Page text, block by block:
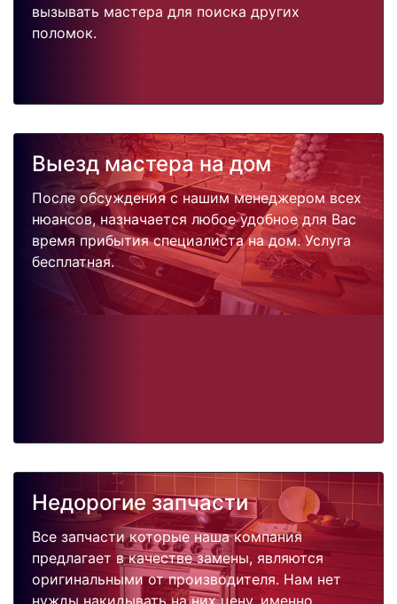
вызывать мастера для поиска других
поломок.
Выезд мастера на дом
После обсуждения с нашим менеджером всех
нюансов, назначается любое удобное для Вас
время прибытия специалиста на дом. Услуга
бесплатная.
Недорогие запчасти
Все запчасти которые наша компания
предлагает в качестве замены, являются
оригинальными от производителя. Нам нет
нужды накидывать на них цену, именно